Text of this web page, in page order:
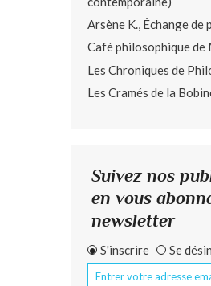
Arsène K., Échange de
Café philosophique
Les Chroniques de
Les Cramés de la
Suivez nos
en vous
newsletter
S'inscrire Se